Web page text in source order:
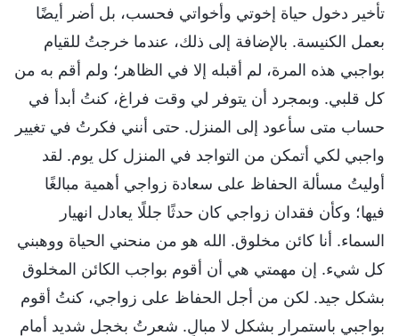
تأخير دخول حياة إخوتي وأخواتي فحسب، بل أضر أيضًا
بعمل الكنيسة. بالإضافة إلى ذلك، عندما خرجتُ للقيام
بواجبي هذه المرة، لم أقبله إلا في الظاهر؛ ولم أقم به من
كل قلبي. وبمجرد أن يتوفر لي وقت فراغ، كنتُ أبدأ في
حساب متى سأعود إلى المنزل. حتى أنني فكرتُ في تغيير
واجبي لكي أتمكن من التواجد في المنزل كل يوم. لقد
أوليتُ مسألة الحفاظ على سعادة زواجي أهمية مبالغًا
فيها؛ وكأن فقدان زواجي كان حدثًا جللًا يعادل انهيار
السماء. أنا كائن مخلوق. الله هو من منحني الحياة ووهبني
كل شيء. إن مهمتي هي أن أقوم بواجب الكائن المخلوق
بشكل جيد. لكن من أجل الحفاظ على زواجي، كنتُ أقوم
بواجبي باستمرار بشكل لا مبالٍ. شعرتُ بخجل شديد أمام